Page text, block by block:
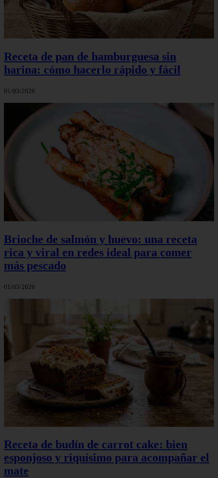
Receta de pan de hamburguesa sin
harina: cómo hacerlo rápido y fácil
01/03/2026
Brioche de salmón y huevo: una receta
rica y viral en redes ideal para comer
más pescado
01/03/2026
Receta de budín de carrot cake: bien
esponjoso y riquísimo para acompañar el
mate